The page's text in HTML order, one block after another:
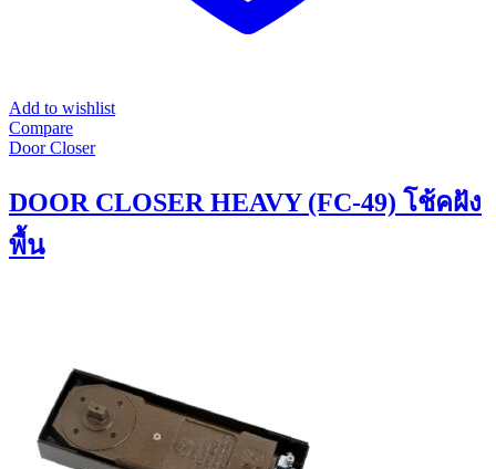
Add to wishlist
Compare
Door Closer
DOOR CLOSER HEAVY (FC-49) โช้คฝัง
พื้น